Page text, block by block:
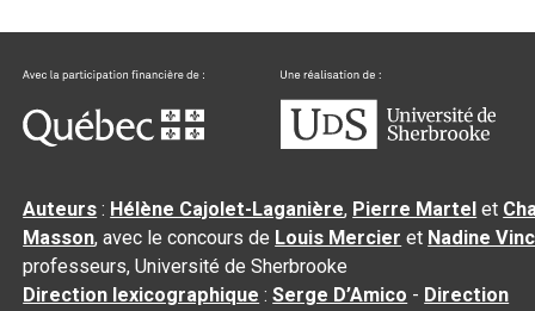
Auteurs : Hélène Cajolet-Laganière, Pierre Martel et
Masson, avec le concours de Louis Mercier et Nadine
professeurs, Université de Sherbrooke
Direction lexicographique :Serge D’Amico - Direction